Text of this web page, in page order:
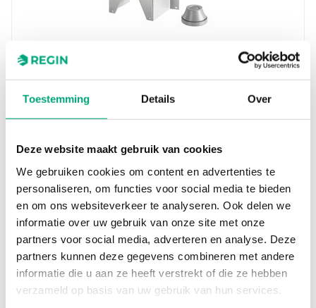
Toestemming Details Over
Deze website maakt gebruik van cookies
We gebruiken cookies om content en advertenties te
personaliseren, om functies voor social media te bieden
en om ons websiteverkeer te analyseren. Ook delen we
informatie over uw gebruik van onze site met onze
partners voor social media, adverteren en analyse. Deze
partners kunnen deze gegevens combineren met andere
informatie die u aan ze heeft verstrekt of die ze hebben
verzameld op basis van uw gebruik van hun services.
REGIN
TDS
REGIN
VR600
Venturi tube, 540 mm length (standard supply